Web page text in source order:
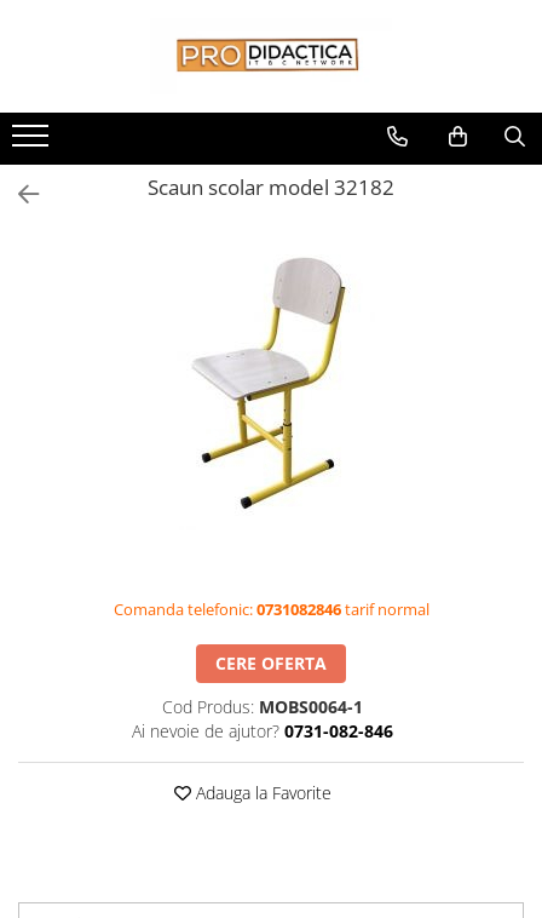
Oferta PNRR/PNRAS
Pachete Echipamente Sali Clasa
Pachete Echipamente Sala Clasa
Imprimante si Multifunctionale
Imprimante si Scanere 3D
Videoproiectoare
Videoconferinta si Colaborare
Camere Videoconferinta
Boxe si Soundbar
Tehnologie Educationala
Software Educational
Scaun scolar model 32182
Comanda telefonic:0731082846tarif normal
CERE OFERTA
Cod Produs: MOBS0064-1
Ai nevoie de ajutor? 0731-082-846
Adauga la Favorite